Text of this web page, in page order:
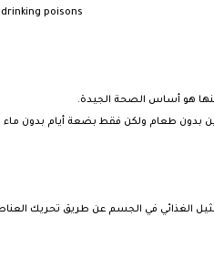
poisons?
هو أساس الصحة الجيدة.
بدون طعام ولكن فقط بضعة أيام بدون
في الجسم عن طريق تحريك